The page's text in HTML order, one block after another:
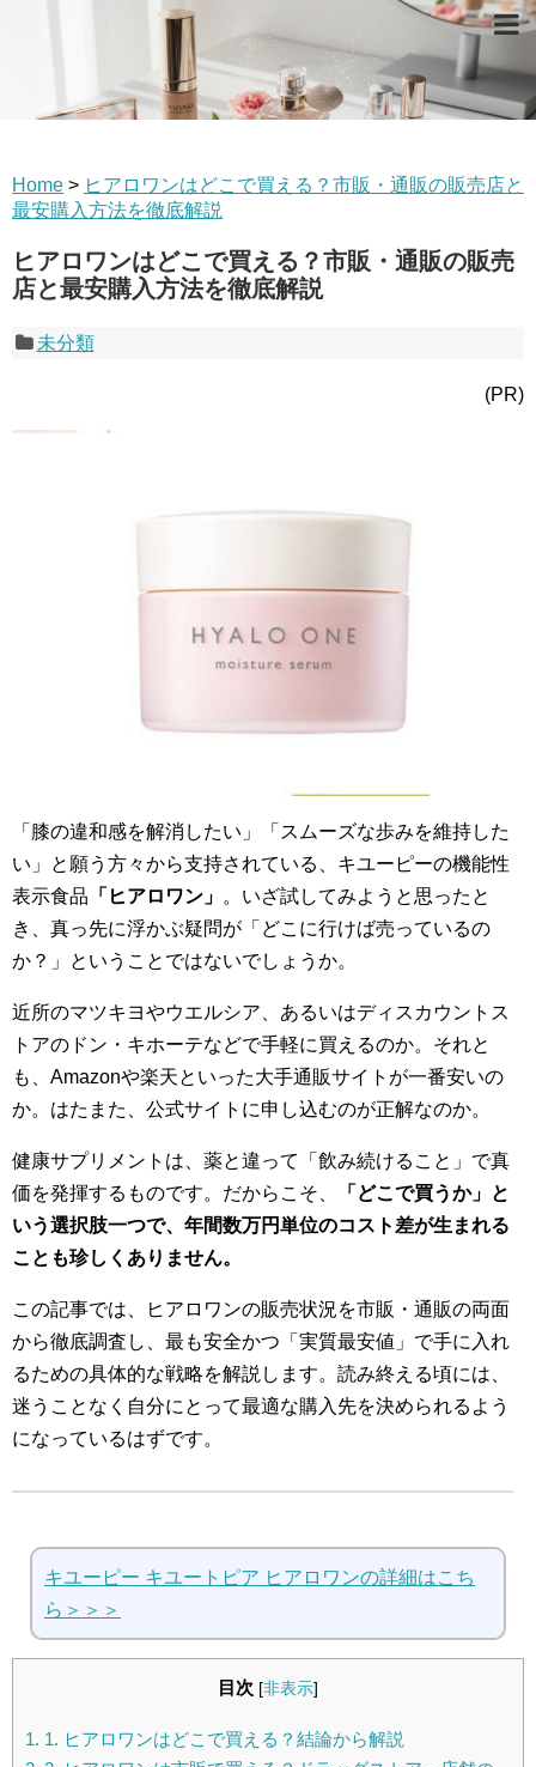
Home > ヒアロワンはどこで買える？市販・通販の販売店と
最安購入方法を徹底解説
ヒアロワンはどこで買える？市販・通販の販売
店と最安購入方法を徹底解説
未分類
(PR)
「膝の違和感を解消したい」「スムーズな歩みを維持した
い」と願う方々から支持されている、キユーピーの機能性
表示食品 「ヒアロワン」 。いざ試してみようと思ったと
き、真っ先に浮かぶ疑問が「どこに行けば売っているの
か？」ということではないでしょうか。
近所のマツキヨやウエルシア、あるいはディスカウントス
トアのドン・キホーテなどで手軽に買えるのか。それと
も、Amazonや楽天といった大手通販サイトが一番安いの
か。はたまた、公式サイトに申し込むのが正解なのか。
健康サプリメントは、薬と違って「飲み続けること」で真
価を発揮するものです。だからこそ、
「どこで買うか」と
いう選択肢一つで、年間数万円単位のコスト差が生まれる
ことも珍しくありません。
この記事では、ヒアロワンの販売状況を市販・通販の両面
から徹底調査し、最も安全かつ「実質最安値」で手に入れ
るための具体的な戦略を解説します。読み終える頃には、
迷うことなく自分にとって最適な購入先を決められるよう
になっているはずです。
キユーピー キユートピア ヒアロワンの詳細はこち
ら＞＞＞
目次 [非表示]
1. 1. ヒアロワンはどこで買える？結論から解説